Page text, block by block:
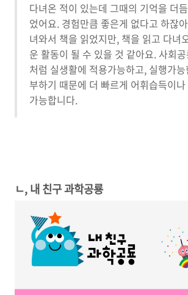
다녀온 적이 있는데 그때의 기억을 더
었어요. 경험만큼 좋은게 없다고 하잖
녀와서 책을 읽었지만, 책을 읽고 다녀
운 활동이 될 수 있을 것 같아요. 사회
처럼 실생활에 적용가능하고, 실행가
부하기 때문에 더 빠르게 어휘습득이
가능합니다.
ㄴ, 내 친구 과학공룡